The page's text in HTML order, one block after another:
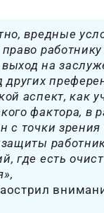
вредные
на
других
аспект, как
фактора, в
с точки зрения
где есть